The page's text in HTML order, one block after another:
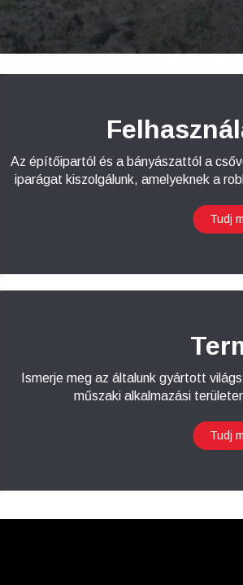
Az építőipartól és a bányászattól a
iparágat kiszolgálunk, amelyeknek a
Tudj
Ismerje meg az általunk gyártott
műszaki alkalmazási
Tudj